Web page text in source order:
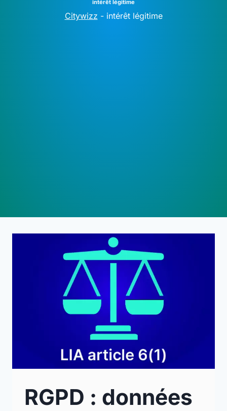
intérêt légitime
Citywizz - intérêt légitime
RGPD : données